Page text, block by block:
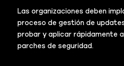
Las organizaciones deben
proceso de gestión de
probar y aplicar rápidamente
parches de seguridad.